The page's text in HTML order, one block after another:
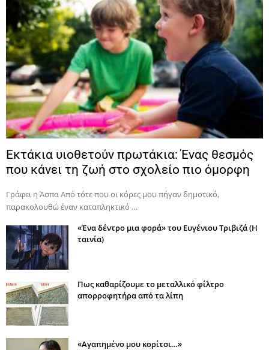
Εκτάκια υιοθετούν πρωτάκια: Ένας θεσμός
που κάνει τη ζωή στο σχολείο πιο όμορφη
Γράφει η Άσπα Από τότε που οι κόρες μου πήγαν δημοτικό,
παρακολουθώ έναν καταπληκτικό …
«Ένα δέντρο μια φορά» του Ευγένιου Τριβιζά (Η
ταινία)
Πως καθαρίζουμε το μεταλλικό φίλτρο
απορροφητήρα από τα λίπη
«Αγαπημένο μου κορίτσι…»